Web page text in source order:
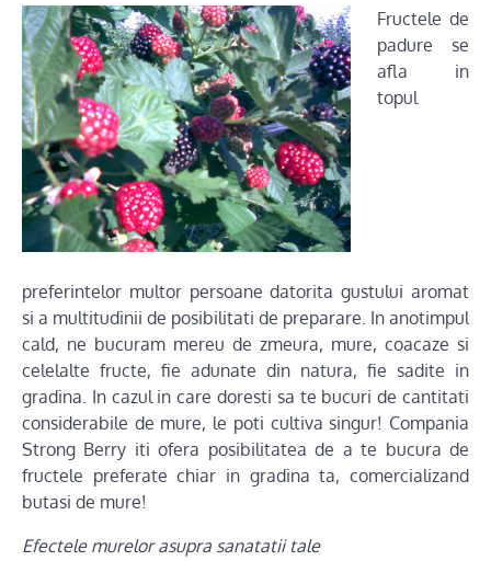
Fructele de
padure se
afla in
topul
preferintelor multor persoane datorita gustului aromat
si a multitudinii de posibilitati de preparare. In anotimpul
cald, ne bucuram mereu de zmeura, mure, coacaze si
celelalte fructe, fie adunate din natura, fie sadite in
gradina. In cazul in care doresti sa te bucuri de cantitati
considerabile de mure, le poti cultiva singur! Compania
Strong Berry iti ofera posibilitatea de a te bucura de
fructele preferate chiar in gradina ta, comercializand
butasi de mure!
Efectele murelor asupra sanatatii tale